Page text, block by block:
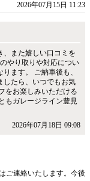
2026年07月15日 11:23
、また嬉しい口コミを
やり取りや対応につい
ます。 ご納車後も、
したら、いつでもお気
をお楽しみいただける
もガレージライン豊見
2026年07月18日 09:08
ご連絡いたします。今後